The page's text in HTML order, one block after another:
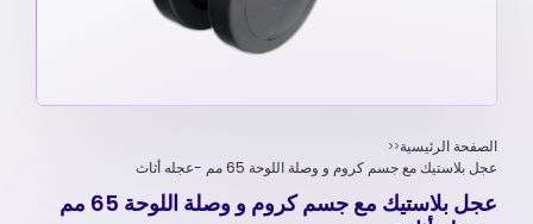
الصفحة الرئيسية
عجل بلاستيك مع جسم كروم و وصلة اللوحة 65 مم -عجله أثاث
عجل بلاستيك مع جسم كروم و وصلة اللوحة 65 مم